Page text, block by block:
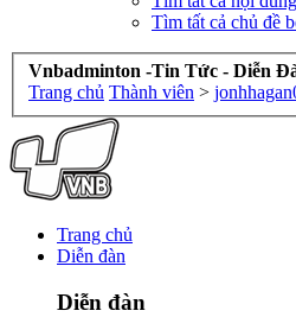
Tìm tất cả chủ đề
Vnbadminton -Tin Tức - Diễn
Trang chủ Thành viên >
Trang chủ
Diễn đàn
Diễn đàn